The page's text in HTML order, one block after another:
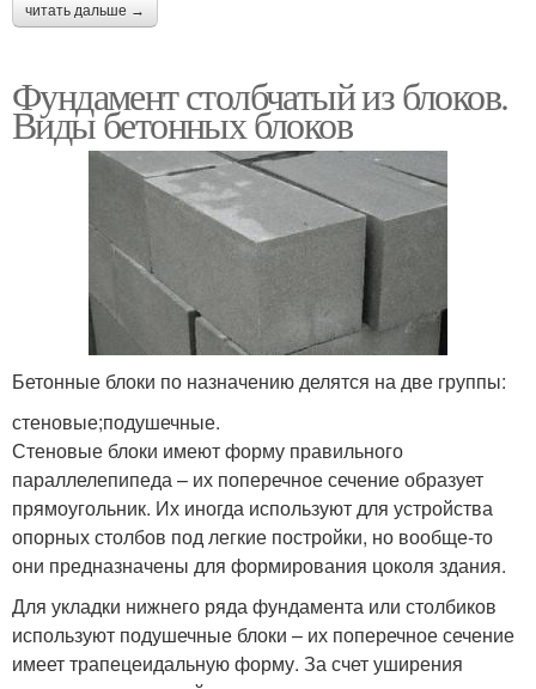
читать дальше →
Фундамент столбчатый из блоков.
Виды бетонных блоков
Бетонные блоки по назначению делятся на две группы:
стеновые;подушечные.
Стеновые блоки имеют форму правильного
параллелепипеда – их поперечное сечение образует
прямоугольник. Их иногда используют для устройства
опорных столбов под легкие постройки, но вообще-то
они предназначены для формирования цоколя здания.
Для укладки нижнего ряда фундамента или столбиков
используют подушечные блоки – их поперечное сечение
имеет трапецеидальную форму. За счет уширения